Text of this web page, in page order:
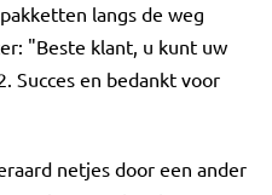
langs de weg
"Beste klant, u kunt uw
Succes en bedankt voor
netjes door een ander